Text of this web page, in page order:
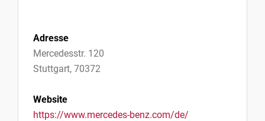
Adresse
Mercedesstr. 120
Stuttgart, 70372
Website
https://www.mercedes-benz.com/de/